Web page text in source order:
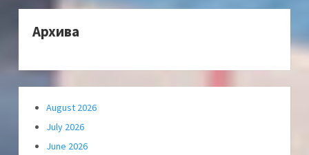
Архива
August 2026
July 2026
June 2026